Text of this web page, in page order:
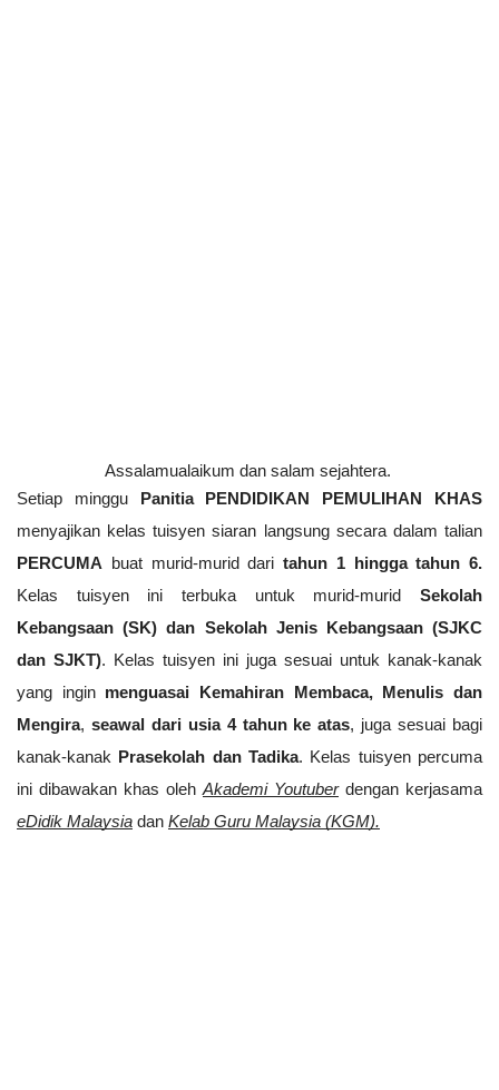
Assalamualaikum dan salam sejahtera.
Setiap minggu
Panitia PENDIDIKAN PEMULIHAN KHAS
PERCUMA buat murid-murid dari
Kelas tuisyen ini terbuka untuk murid-murid Sekolah
Kebangsaan (SK) dan Sekolah Jenis Kebangsaan (SJKC
dan SJKT). Kelas tuisyen ini juga sesuai untuk kanak-kanak
yang ingin menguasai Kemahiran Membaca, Menulis dan
Mengira, seawal dari usia 4 tahun ke atas, juga sesuai bagi
kanak-kanak
Prasekolah dan Tadika. Kelas tuisyen percuma
ini dibawakan khas oleh Akademi Youtuber dengan kerjasama
eDidik Malaysia dan Kelab Guru Malaysia (KGM).